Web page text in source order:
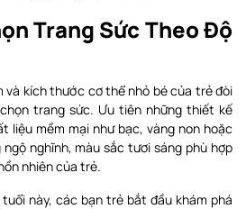
Trang Sức Theo Độ
và kích thước cơ thể nhỏ bé của trẻ đòi
trang sức. Ưu tiên những thiết kế
liệu mềm mại như bạc, vàng non hoặc
nghĩnh, màu sắc tươi sáng phù hợp
nhiên của trẻ.
tuổi này, các bạn trẻ bắt đầu khám phá